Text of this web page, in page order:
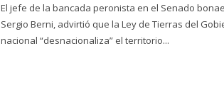
El jefe de la bancada peronista en el Senado
Sergio Berni, advirtió que la Ley de Tierras del
nacional “desnacionaliza” el territorio...